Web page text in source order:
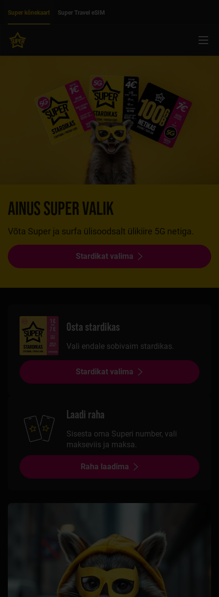
Super kõnekaart
Super Travel eSIM
AINUS SUPER VALIK
Võta Super ja surfa ülisoodsalt ülikiire 5G netiga.
Stardikat valima
Osta stardikas
Vali endale sobivaim stardikas.
Stardikat valima
Laadi raha
Sisesta oma Superi number, vali
makseviis ja maksa.
Raha laadima